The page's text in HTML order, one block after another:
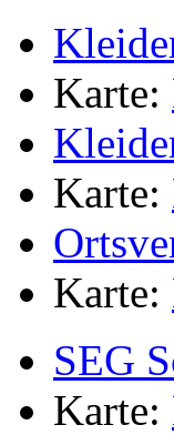
Karte:
Karte:
Karte:
SEG
Karte: